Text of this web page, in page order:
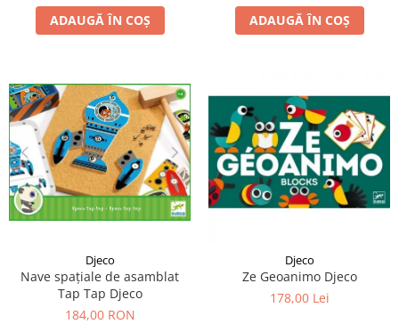
ADAUGĂ ÎN COȘ ADAUGĂ ÎN COȘ
Djeco
Nave spațiale de asamblat
Tap Tap Djeco
184,00 RON
Djeco
Ze Geoanimo Djeco
178,00 Lei